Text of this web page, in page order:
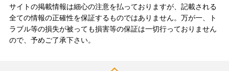
サイトの掲載情報は細心の注意を払っておりますが、記載される
全ての情報の正確性を保証するものではありません。万が一、ト
ラブル等の損失が被っても損害等の保証は一切行っておりません
ので、予めご了承下さい。